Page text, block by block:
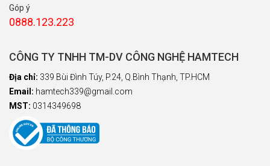
Góp ý
0888.123.223
CÔNG TY TNHH TM-DV CÔNG NGHỆ HAMTECH
Địa chỉ: 339 Bùi Đình Túy, P.24, Q.Bình Thạnh, TP.HCM
Email: hamtech339@gmail.com
MST: 0314349698